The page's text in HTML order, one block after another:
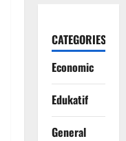
CATEGORIES
Economic
Edukatif
General